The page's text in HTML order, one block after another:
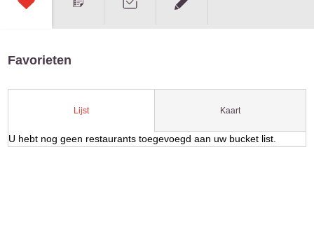
Favorieten
Lijst Kaart
U hebt nog geen restaurants toegevoegd aan uw bucket list.